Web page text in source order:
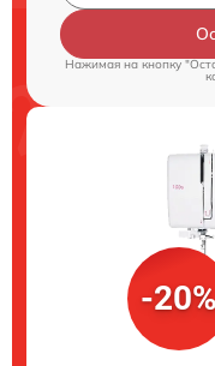
Нажимая на кнопку
-20%